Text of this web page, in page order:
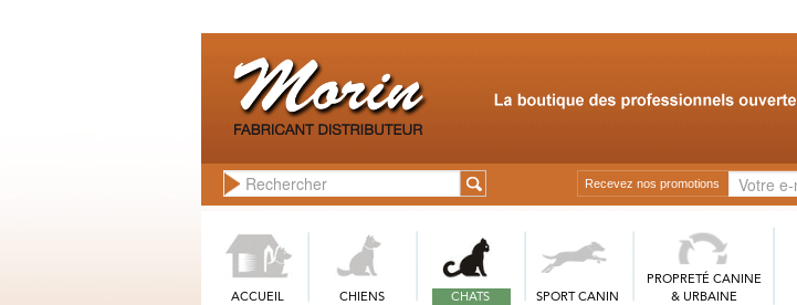
Recevez nos promotions
ACCUEIL CHIENS CHATS SPORT CANIN
PROPRETÉ CANINE
& URBAINE